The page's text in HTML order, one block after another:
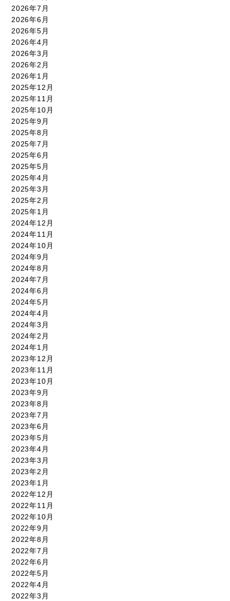
2026年7月
2026年6月
2026年5月
2026年4月
2026年3月
2026年2月
2026年1月
2025年12月
2025年11月
2025年10月
2025年9月
2025年8月
2025年7月
2025年6月
2025年5月
2025年4月
2025年3月
2025年2月
2025年1月
2024年12月
2024年11月
2024年10月
2024年9月
2024年8月
2024年7月
2024年6月
2024年5月
2024年4月
2024年3月
2024年2月
2024年1月
2023年12月
2023年11月
2023年10月
2023年9月
2023年8月
2023年7月
2023年6月
2023年5月
2023年4月
2023年3月
2023年2月
2023年1月
2022年12月
2022年11月
2022年10月
2022年9月
2022年8月
2022年7月
2022年6月
2022年5月
2022年4月
2022年3月